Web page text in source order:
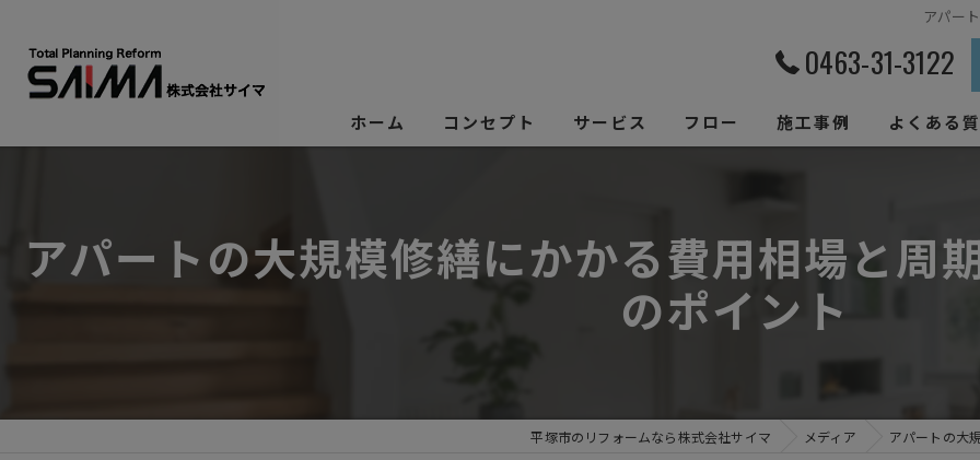
アパー
0463-31-3122
ホーム コンセプト サービス フロー 施工事例 よくある
アパートの大規模修繕にかかる費用相場と周
のポイント
平塚市のリフォームなら株式会社サイマ メディア アパートの大